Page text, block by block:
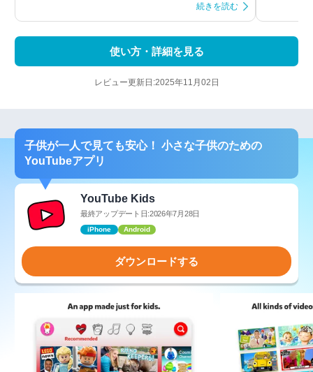
続きを読む
使い方・詳細を見る
レビュー更新日:2025年11月02日
子供が一人で見ても安心！ 小さな子供のための
YouTubeアプリ
YouTube Kids
最終アップデート日:2026年7月28日
iPhone Android
ダウンロードする